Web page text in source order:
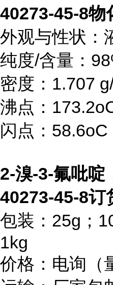
40273-45-8物
外观与性状：
纯度/含量：
密度：1.707
沸点：
闪点：58.6oC
2-溴-3-氟吡啶
40273-45-8订
包装：25g；
1kg
价格：电询（